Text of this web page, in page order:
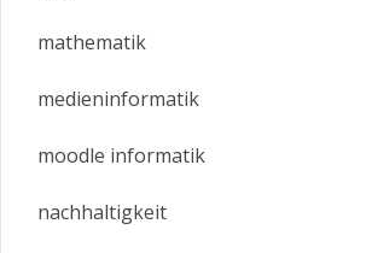
mathematik
medieninformatik
moodle informatik
nachhaltigkeit